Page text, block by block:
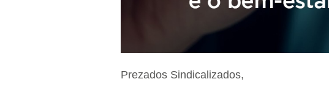
Prezados Sindicalizados,